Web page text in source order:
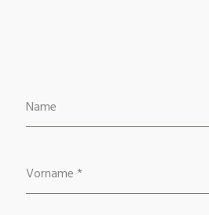
Name
Vorname*